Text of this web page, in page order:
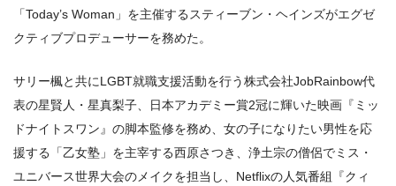
「Today’s Woman」を主催するスティーブン・ヘインズがエグゼ
クティブプロデューサーを務めた。
サリー楓と共にLGBT就職支援活動を行う株式会社JobRainbow代
表の星賢人・星真梨子、日本アカデミー賞2冠に輝いた映画『ミッ
ドナイトスワン』の脚本監修を務め、女の子になりたい男性を応
援する「乙女塾」を主宰する西原さつき、浄土宗の僧侶でミス・
ユニバース世界大会のメイクを担当し、Netflixの人気番組『クィ